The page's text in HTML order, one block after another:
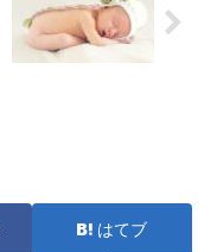
はてブ